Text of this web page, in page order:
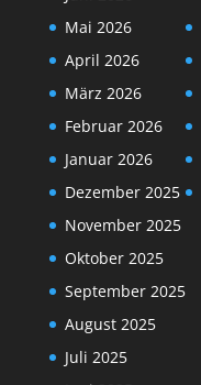
Mai 2026
April 2026
März 2026
Februar 2026
Januar 2026
Dezember 2025
November 2025
Oktober 2025
September 2025
August 2025
Juli 2025